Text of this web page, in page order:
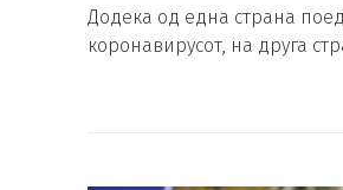
Додека од една страна
коронавирусот, на друга